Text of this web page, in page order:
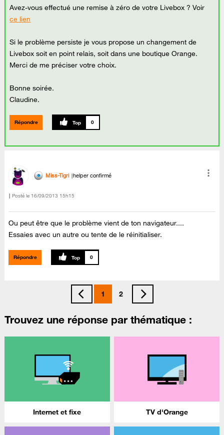
Avez-vous effectué une remise à zéro de votre Livebox ? Voir
ce lien
Si le problème persiste je vous propose un changement de
Livebox soit en point relais, soit dans une boutique Orange.
Merci de me préciser votre choix.
Bonne soirée.
Claudine.
Répondre 0
Miss-Tigri helper confirmé
Posté le ‎16/09/2013 15h15
Ou peut être que le problème vient de ton navigateur....
Essaies avec un autre ou tente de le réinitialiser.
Répondre 0
1 2
Trouvez une réponse par thématique :
Internet et fixe TV d'Orange